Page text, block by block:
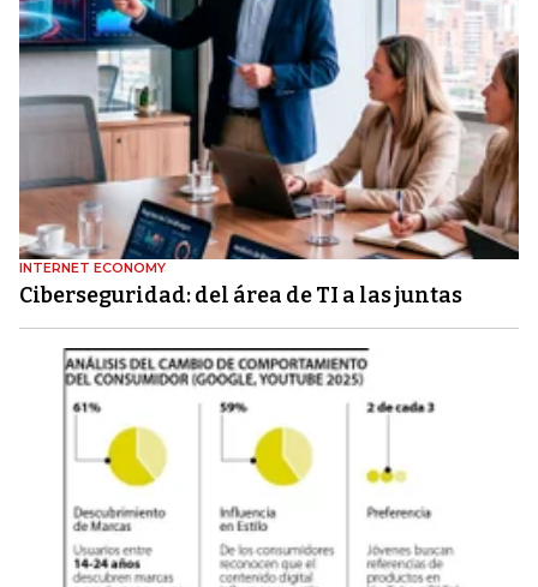
INTERNET ECONOMY
Ciberseguridad: del área de TI a las juntas